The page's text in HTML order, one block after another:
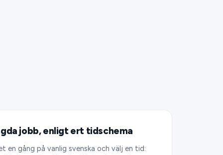
jobb, enligt ert tidschema
en gång på vanlig svenska och välj en tid: